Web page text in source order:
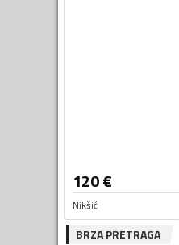
120€
Nikšić
BRZA PRETRAGA